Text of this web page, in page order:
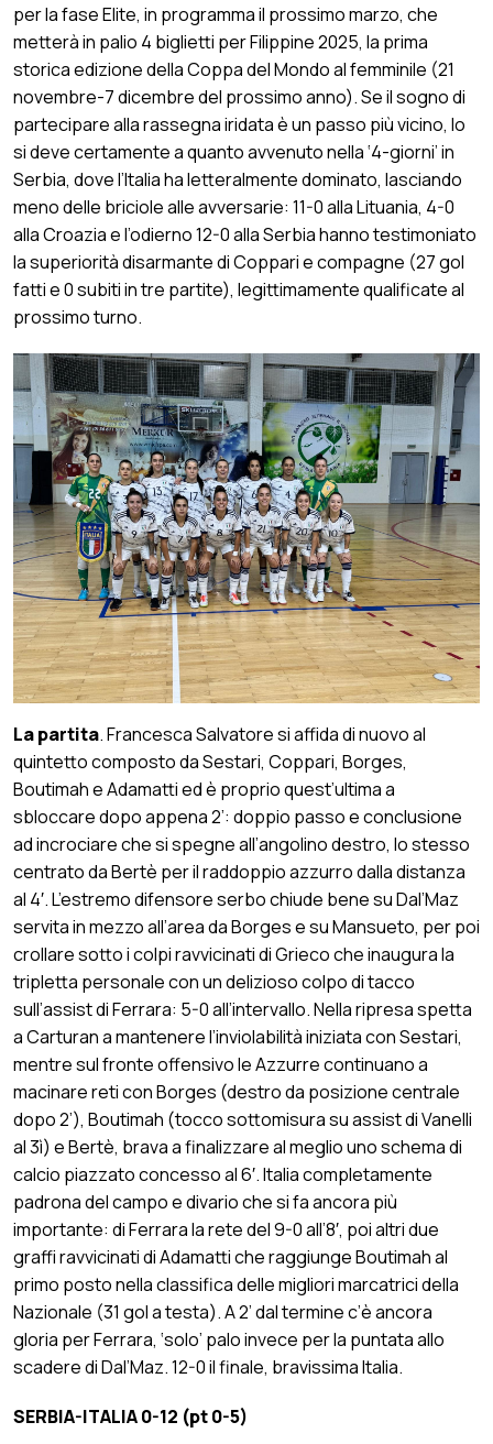
per la fase Elite, in programma il prossimo marzo, che
metterà in palio 4 biglietti per Filippine 2025, la prima
storica edizione della Coppa del Mondo al femminile (21
novembre-7 dicembre del prossimo anno). Se il sogno di
partecipare alla rassegna iridata è un passo più vicino, lo
si deve certamente a quanto avvenuto nella ‘4-giorni’ in
Serbia, dove l’Italia ha letteralmente dominato, lasciando
meno delle briciole alle avversarie: 11-0 alla Lituania, 4-0
alla Croazia e l’odierno 12-0 alla Serbia hanno testimoniato
la superiorità disarmante di Coppari e compagne (27 gol
fatti e 0 subiti in tre partite), legittimamente qualificate al
prossimo turno.
La partita. Francesca Salvatore si affida di nuovo al
quintetto composto da Sestari, Coppari, Borges,
Boutimah e Adamatti ed è proprio quest’ultima a
sbloccare dopo appena 2’: doppio passo e conclusione
ad incrociare che si spegne all’angolino destro, lo stesso
centrato da Bertè per il raddoppio azzurro dalla distanza
al 4′. L’estremo difensore serbo chiude bene su Dal’Maz
servita in mezzo all’area da Borges e su Mansueto, per poi
crollare sotto i colpi ravvicinati di Grieco che inaugura la
tripletta personale con un delizioso colpo di tacco
sull’assist di Ferrara: 5-0 all’intervallo. Nella ripresa spetta
a Carturan a mantenere l’inviolabilità iniziata con Sestari,
mentre sul fronte offensivo le Azzurre continuano a
macinare reti con Borges (destro da posizione centrale
dopo 2’), Boutimah (tocco sottomisura su assist di Vanelli
al 3ì) e Bertè, brava a finalizzare al meglio uno schema di
calcio piazzato concesso al 6′. Italia completamente
padrona del campo e divario che si fa ancora più
importante: di Ferrara la rete del 9-0 all’8′, poi altri due
graffi ravvicinati di Adamatti che raggiunge Boutimah al
primo posto nella classifica delle migliori marcatrici della
Nazionale (31 gol a testa). A 2’ dal termine c’è ancora
gloria per Ferrara, ‘solo’ palo invece per la puntata allo
scadere di Dal’Maz. 12-0 il finale, bravissima Italia.
SERBIA-ITALIA 0-12 (pt 0-5)